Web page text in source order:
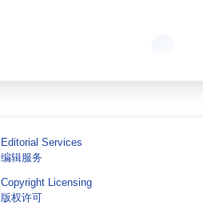
Editorial Services
编辑服务
Copyright Licensing
版权许可